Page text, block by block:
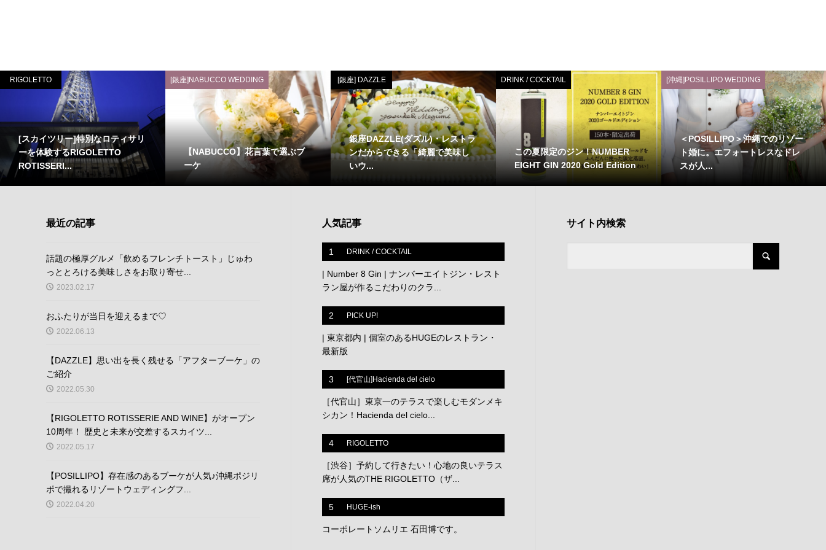
RIGOLETTO
[スカイツリー]特別なロティサリ
ーを体験するRIGOLETTO
ROTISSERI...
[銀座]NABUCCO WEDDING
【NABUCCO】花言葉で選ぶブ
ーケ
[銀座] DAZZLE
銀座DAZZLE(ダズル)・レストラ
ンだからできる「綺麗で美味し
いウ...
DRINK / COCKTAIL
この夏限定のジン！NUMBER
EIGHT GIN 2020 Gold Edition
[沖縄]POSILLIPO WEDDING
＜POSILLIPO＞沖縄でのリゾー
ト婚に。エフォートレスなドレ
スが人...
最近の記事
話題の極厚グルメ「飲めるフレンチトースト」じゅわ
っととろける美味しさをお取り寄せ...
2023.02.17
おふたりが当日を迎えるまで♡
2022.06.13
【DAZZLE】思い出を長く残せる「アフターブーケ」の
ご紹介
2022.05.30
【RIGOLETTO ROTISSERIE AND WINE】がオープン
10周年！ 歴史と未来が交差するスカイツ...
2022.05.17
【POSILLIPO】存在感のあるブーケが人気♪沖縄ポジリ
ポで撮れるリゾートウェディングフ...
2022.04.20
人気記事
1 DRINK / COCKTAIL
| Number 8 Gin | ナンバーエイトジン・レスト
ラン屋が作るこだわりのクラ...
2 PICK UP!
| 東京都内 | 個室のあるHUGEのレストラン・
最新版
3 [代官山]Hacienda del cielo
［代官山］東京一のテラスで楽しむモダンメキ
シカン！Hacienda del cielo...
4 RIGOLETTO
［渋谷］予約して行きたい！心地の良いテラス
席が人気のTHE RIGOLETTO（ザ...
5 HUGE-ish
コーポレートソムリエ 石田博です。
サイト内検索